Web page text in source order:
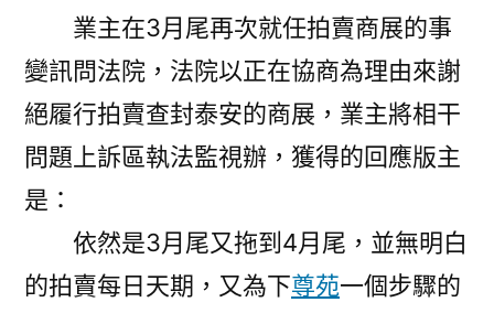
業主在3月尾再次就任拍賣商展的事
變訊問法院，法院以正在協商為理由來謝
絕履行拍賣查封泰安的商展，業主將相干
問題上訴區執法監視辦，獲得的回應版主
是：
依然是3月尾又拖到4月尾，並無明白
的拍賣每日天期，又為下尊苑一個步驟的